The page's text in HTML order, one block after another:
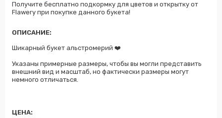
Получите бесплатно подкормку для цветов и открытку от
Flawery при покупке данного букета!
ОПИСАНИЕ:
Шикарный букет альстромерий ❤️
Указаны примерные размеры, чтобы вы могли представить
внешний вид и масштаб, но фактически размеры могут
немного отличаться.
ЦЕНА: